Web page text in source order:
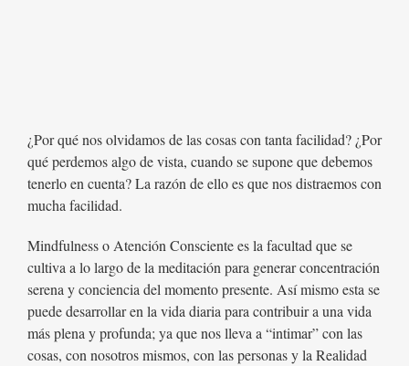
¿Por qué nos olvidamos de las cosas con tanta facilidad? ¿Por
qué perdemos algo de vista, cuando se supone que debemos
tenerlo en cuenta? La razón de ello es que nos distraemos con
mucha facilidad.
Mindfulness o Atención Consciente es la facultad que se
cultiva a lo largo de la meditación para generar concentración
serena y conciencia del momento presente. Así mismo esta se
puede desarrollar en la vida diaria para contribuir a una vida
más plena y profunda; ya que nos lleva a “intimar” con las
cosas, con nosotros mismos, con las personas y la Realidad